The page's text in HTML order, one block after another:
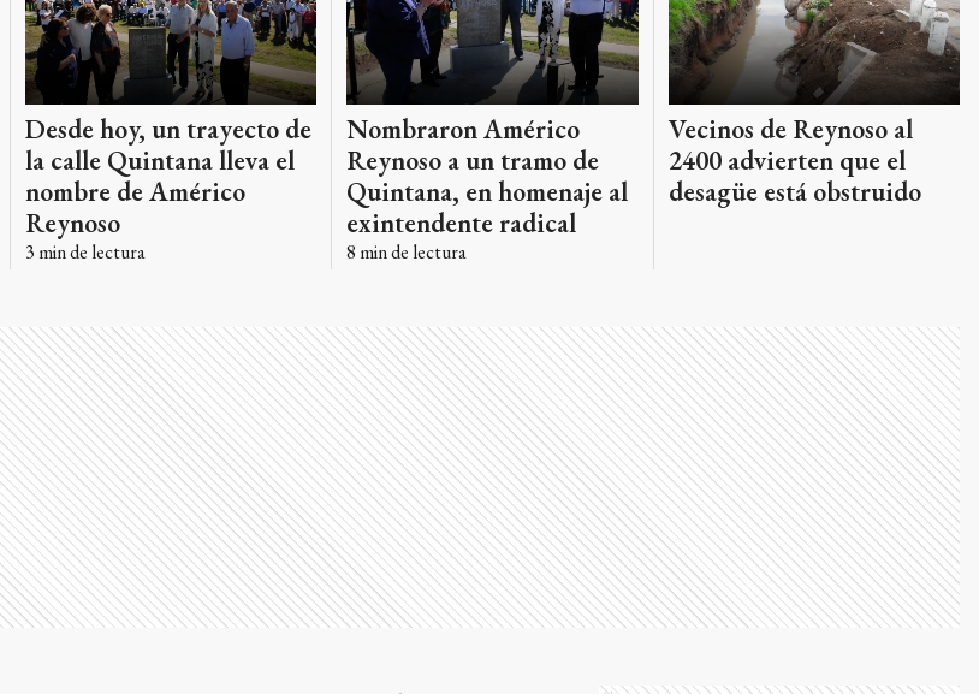
Desde hoy, un trayecto de
la calle Quintana lleva el
nombre de Américo
Reynoso
3 min de lectura
Nombraron Américo
Reynoso a un tramo de
Quintana, en homenaje al
exintendente radical
8 min de lectura
Vecinos de Reynoso al
2400 advierten que el
desagüe está obstruido